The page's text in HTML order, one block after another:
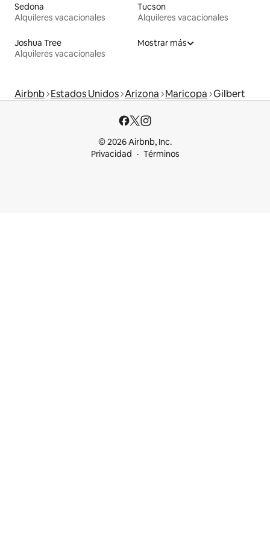
Sedona
Alquileres vacacionales
Tucson
Alquileres vacacionales
Joshua Tree
Alquileres vacacionales
Mostrar más
Airbnb Estados Unidos Arizona Maricopa Gilbert
© 2026 Airbnb, Inc.
Privacidad
Términos